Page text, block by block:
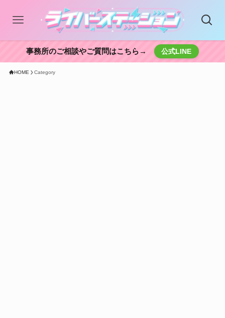
事務所のご相談やご質問はこちら→ 公式LINE
HOME Category